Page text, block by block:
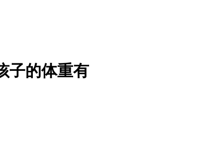
子的体重有